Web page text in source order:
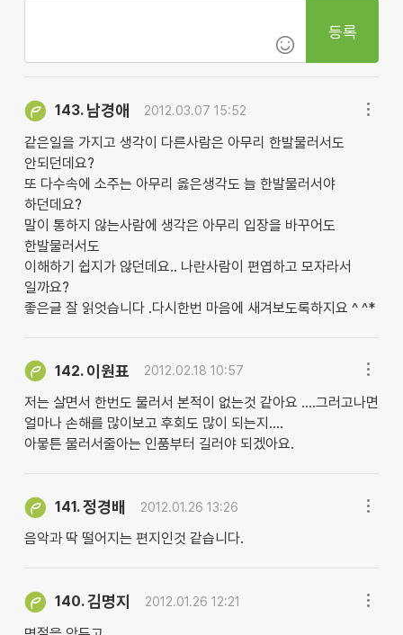
등록
143. 남경애 2012.03.07 15:52
같은일을 가지고 생각이 다른사람은 아무리 한발물러서도
안되던데요?
또 다수속에 소주는 아무리 옳은생각도 늘 한발물러서야
하던데요?
말이 통하지 않는사람에 생각은 아무리 입장을 바꾸어도
한발물러서도
이해하기 쉽지가 않던데요.. 나란사람이 편엽하고 모자라서
일까요?
좋은글 잘 읽엇습니다 .다시한번 마음에 새겨보도록하지요 ^ ^*
142. 이원표 2012.02.18 10:57
저는 살면서 한번도 물러서 본적이 없는것 같아요 ....그러고나면
얼마나 손해를 많이보고 후회도 많이 되는지....
아뭏튼 물러서줄아는 인품부터 길러야 되겠아요.
141.정경배 2012.01.26 13:26
음악과 딱 떨어지는 편지인것 같습니다.
140.김명지 2012.01.26 12:21